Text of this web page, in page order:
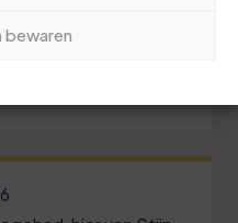
bewaren
Minigraver